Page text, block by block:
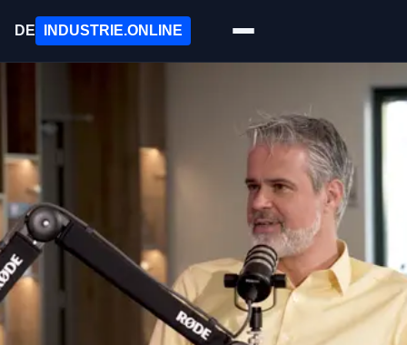
DE INDUSTRIE.ONLINE